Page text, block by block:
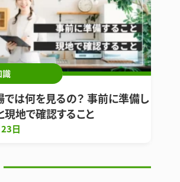
識
は何を見るの？ 事前に準備し
現地で確認すること
日